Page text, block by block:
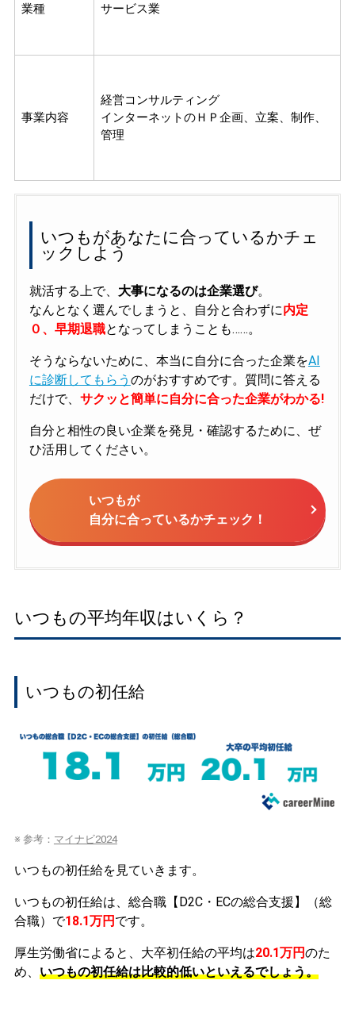
業種 サービス業
事業内容
経営コンサルティング
インターネットのＨＰ企画、立案、制作、
管理
いつもがあなたに合っているかチェ
ックしよう
就活する上で、 大事になるのは企業選び。
なんとなく選んでしまうと、自分と合わずに内定
０、早期退職となってしまうことも……。
そうならないために、本当に自分に合った企業をAI
に診断してもらう のがおすすめです。質問に答える
だけで、 サクッと簡単に自分に合った企業がわかる!
自分と相性の良い企業を発見・確認するために、ぜ
ひ活用してください。
いつもが
自分に合っているかチェック！
いつもの平均年収はいくら？
いつもの初任給
※ 参考： マイナビ2024
いつもの初任給を見ていきます。
いつもの初任給は、総合職【D2C・ECの総合支援】（総
合職）で18.1万円 です。
厚生労働省によると、大卒初任給の平均は20.1万円のた
め、 いつもの初任給は比較的低いといえるでしょう。